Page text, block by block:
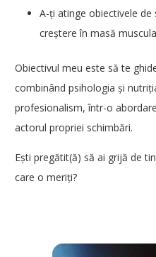
A-ți atinge obiectivele
creștere în masă
Obiectivul meu este să te
combinând psihologia și
profesionalism, într-o
actorul propriei schimbări.
Ești pregătit(ă) să ai grijă de
care o meriți?